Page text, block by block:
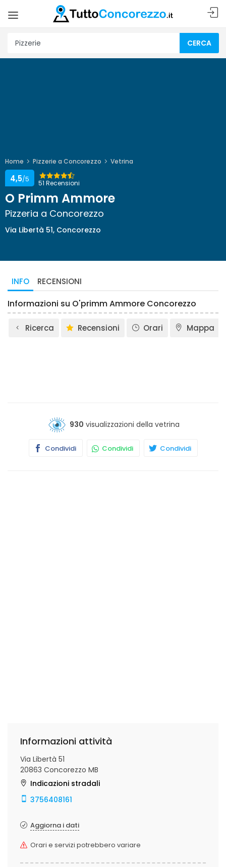
CERCA
Home Pizzerie a Concorezzo Vetrina
51 Recensioni
4,5/5
O Primm Ammore
Pizzeria a Concorezzo
Via Libertà 51, Concorezzo
INFO RECENSIONI
Informazioni su O'primm Ammore Concorezzo
Ricerca Recensioni Orari Mappa
930 visualizzazioni della vetrina
Condividi Condividi Condividi
Informazioni attività
Via Libertà 51
20863 Concorezzo MB
Indicazioni stradali
3756408161
Aggiorna i dati
Orari e servizi potrebbero variare